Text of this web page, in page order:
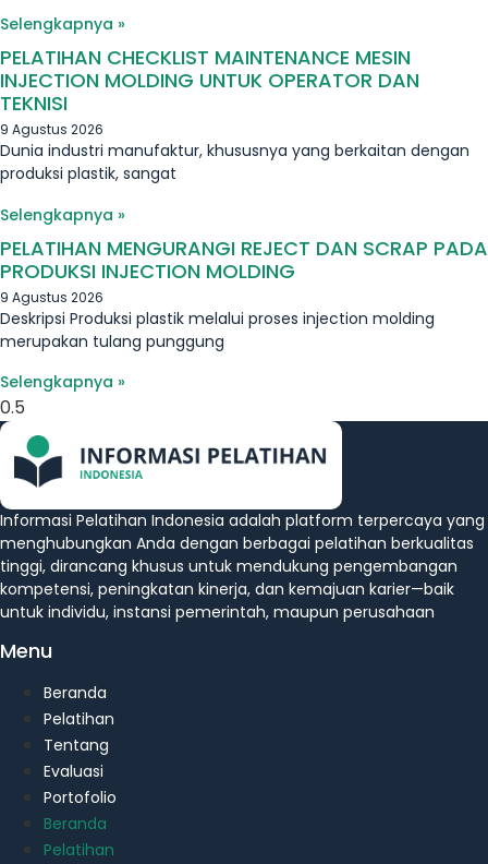
Selengkapnya »
PELATIHAN CHECKLIST MAINTENANCE MESIN
INJECTION MOLDING UNTUK OPERATOR DAN
TEKNISI
9 Agustus 2026
Dunia industri manufaktur, khususnya yang berkaitan dengan
produksi plastik, sangat
Selengkapnya »
PELATIHAN MENGURANGI REJECT DAN SCRAP PADA
PRODUKSI INJECTION MOLDING
9 Agustus 2026
Deskripsi Produksi plastik melalui proses injection molding
merupakan tulang punggung
Selengkapnya »
Informasi Pelatihan Indonesia adalah platform terpercaya yang
menghubungkan Anda dengan berbagai pelatihan berkualitas
tinggi, dirancang khusus untuk mendukung pengembangan
kompetensi, peningkatan kinerja, dan kemajuan karier—baik
untuk individu, instansi pemerintah, maupun perusahaan
Menu
Beranda
Pelatihan
Tentang
Evaluasi
Portofolio
Beranda
Pelatihan